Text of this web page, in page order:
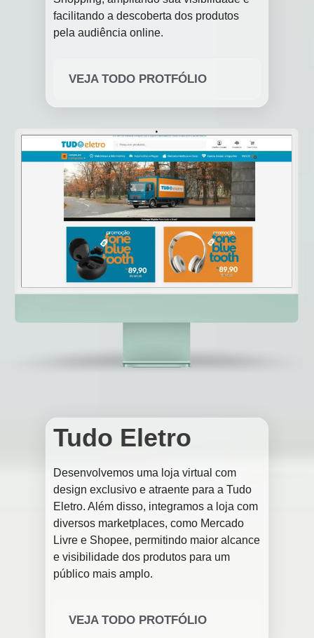
facilitando a descoberta dos produtos
pela audiência online.
VEJA TODO PROTFÓLIO
Tudo Eletro
Desenvolvemos uma loja virtual com
design exclusivo e atraente para a Tudo
Eletro. Além disso, integramos a loja com
diversos marketplaces, como Mercado
Livre e Shopee, permitindo maior alcance
e visibilidade dos produtos para um
público mais amplo.
VEJA TODO PROTFÓLIO